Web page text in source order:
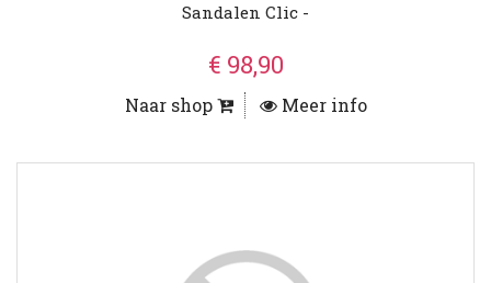
Sandalen Clic -
€ 98,90
Naar shop Meer info